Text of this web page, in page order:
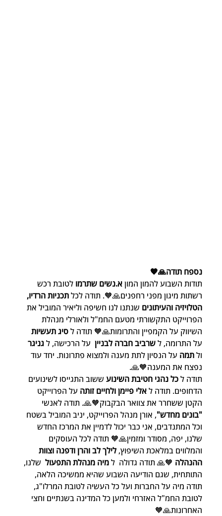
נספח תודה🙏🧡
תודות השבוע להמון המון א.נשים שתרמו לטובת רכש
רשתות מיגון מפני רחפנים🙏🧡. תודה לכל תכניות הרדיו,
הטלויזיה והעיתונים שנתנו לנו חשיפה וליאיר המוביל את
הפרוייקט התקשורתי מטעם החמ"ל ולאורלי מנהלת
השיווק על הקמפיין והתרומות🙏🧡 תודה ל סיג תעשיות
על התרומה, ל שרביב חברה לבניין על הרכישה, ל גניגר
ול תמה על הנסיון לתת מענה ולמצוא פתרונות. יחד עוד
נפצח את המענה🧡🙏.
תודה ל כל נהגי חטיבת השינוע ששוב התגייסו לשינועים
הדחופים. תודה ל אלי פיימן ולחיים זותה על הפרוייקט
הקטן ששחרר את צוואר הבקבוק🧡🙏. תודה לאנשי
"בונים מחדש", אורן מנהל הפרוייקט, יניב המוביל בשטח
וכל המתנדבים, אני כבר יכול לדמיין את המרכז החדש
שלנו, יפה, מסודר ומזמין🙏🧡 תודה לכל העוסקים
והמלווים במלאכת השיפוץ, לילך לב והרן ודפנה וצוות
ההנהלה 🧡🙏 תודה גדולה  ל מיה מנהלת התפעול
  שלנו,
התותחית, שגם הודיעה השבוע שהיא ממשיכה הלאה,
תודה מיה על החברות ועל כל העשיה לטובת המרלו"ג,
לטובת החמ"ל האזרחי ולמען כל המדינה בשנתיים וחצי
האחרונות🙏🧡